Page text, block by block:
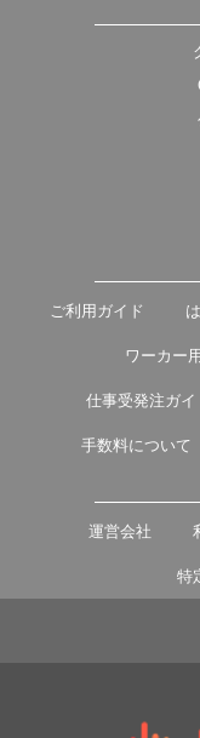
ご利用ガイド
ワーカー
仕事受発注ガイ
手数料について
運営会社
特